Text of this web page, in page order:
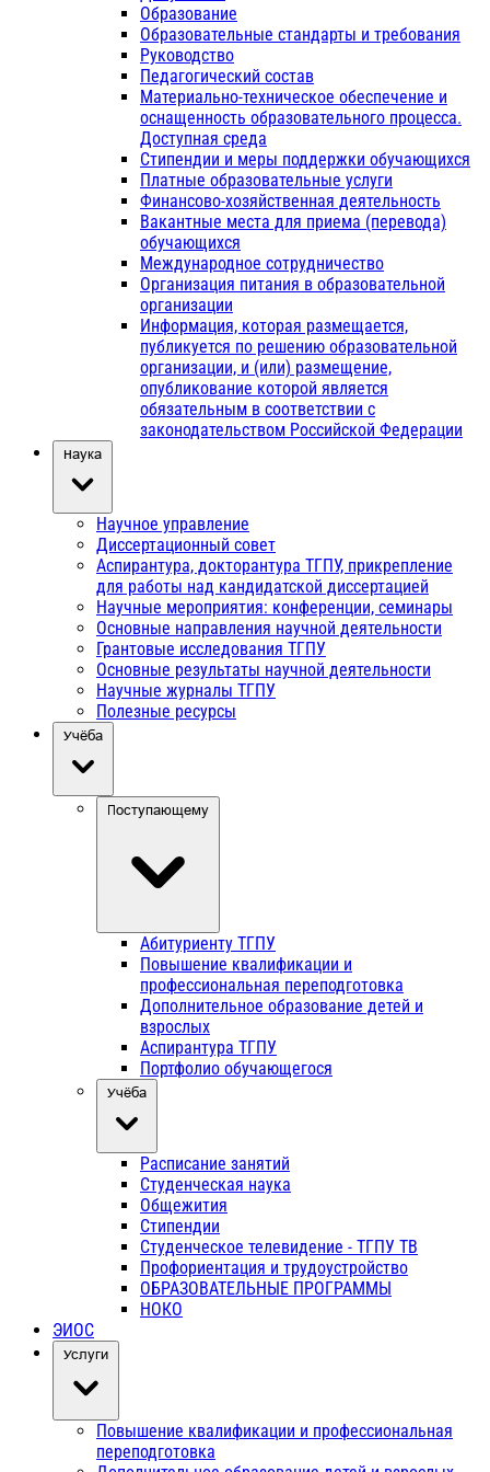
Образование
Образовательные стандарты и требования
Руководство
Педагогический состав
Материально-техническое обеспечение и
оснащенность образовательного процесса.
Доступная среда
Стипендии и меры поддержки обучающихся
Платные образовательные услуги
Финансово-хозяйственная деятельность
Вакантные места для приема (перевода)
обучающихся
Международное сотрудничество
Организация питания в образовательной
организации
Информация, которая размещается,
публикуется по решению образовательной
организации, и (или) размещение,
опубликование которой является
обязательным в соответствии с
законодательством Российской Федерации
Наука
Научное управление
Диссертационный совет
Аспирантура, докторантура ТГПУ, прикрепление
для работы над кандидатской диссертацией
Научные мероприятия: конференции, семинары
Основные направления научной деятельности
Грантовые исследования ТГПУ
Основные результаты научной деятельности
Научные журналы ТГПУ
Полезные ресурсы
Учёба
Поступающему
Абитуриенту ТГПУ
Повышение квалификации и
профессиональная переподготовка
Дополнительное образование детей и
взрослых
Аспирантура ТГПУ
Портфолио обучающегося
Учёба
Расписание занятий
Студенческая наука
Общежития
Стипендии
Студенческое телевидение - ТГПУ ТВ
Профориентация и трудоустройство
ОБРАЗОВАТЕЛЬНЫЕ ПРОГРАММЫ
НОКО
ЭИОС
Услуги
Повышение квалификации и профессиональная
переподготовка